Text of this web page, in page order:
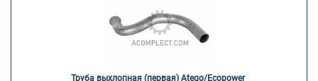
Труба выхлопная (первая) Atego/Ecopower